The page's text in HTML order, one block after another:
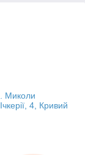
Миколи
4, Кривий